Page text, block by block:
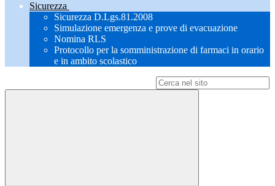
Sicurezza
Sicurezza D.Lgs.81.2008
Simulazione emergenza e prove di evacuazione
Nomina RLS
Protocollo per la somministrazione di farmaci in orario
e in ambito scolastico